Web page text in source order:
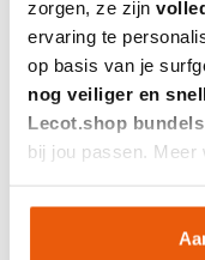
zorgen, ze zijn
ervaring te
op basis van je
nog veiliger en
Lecot.shop
bij jou passen. Meer